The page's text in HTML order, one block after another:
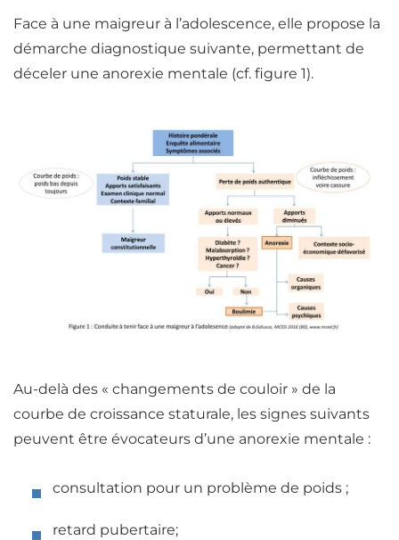
Face à une maigreur à l’adolescence, elle propose la
démarche diagnostique suivante, permettant de
déceler une anorexie mentale (cf. figure 1).
Au-delà des « changements de couloir » de la
courbe de croissance staturale, les signes suivants
peuvent être évocateurs d’une anorexie mentale :
consultation pour un problème de poids ;
retard pubertaire;